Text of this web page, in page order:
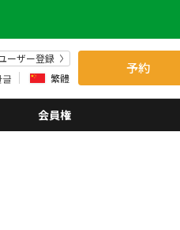
ーザー登録
글 繁體
予約
会員権